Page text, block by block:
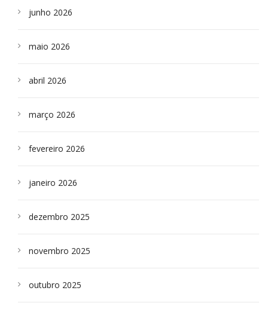
junho 2026
maio 2026
abril 2026
março 2026
fevereiro 2026
janeiro 2026
dezembro 2025
novembro 2025
outubro 2025